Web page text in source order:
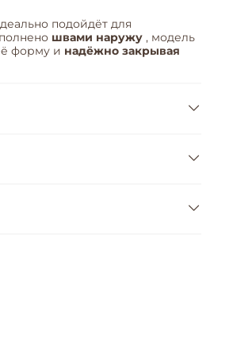
подойдёт для
швами наружу , модель
форму и надёжно закрывая